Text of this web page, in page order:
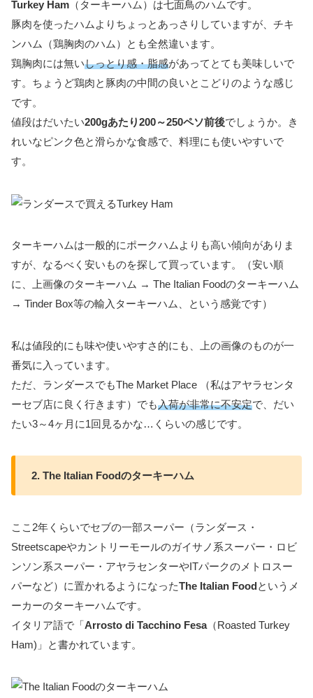
Turkey Ham （ターキーハム）は七面鳥のハムです。
豚肉を使ったハムよりちょっとあっさりしていますが、チキ
ンハム（鶏胸肉のハム）とも全然違います。
鶏胸肉には無いしっとり感・脂感があってとても美味しいで
す。ちょうど鶏肉と豚肉の中間の良いとこどりのような感じ
です。
値段はだいたい200gあたり200～250ペソ前後でしょうか。き
れいなピンク色と滑らかな食感で、料理にも使いやすいで
す。
ターキーハムは一般的にポークハムよりも高い傾向がありま
すが、なるべく安いものを探して買っています。（安い順
に、上画像のターキーハム → The Italian Foodのターキーハム
→ Tinder Box等の輸入ターキーハム、という感覚です）
私は値段的にも味や使いやすさ的にも、上の画像のものが一
番気に入っています。
ただ、ランダースでもThe Market Place （私はアヤラセンタ
ーセブ店に良く行きます）でも入荷が非常に不安定で、だい
たい3～4ヶ月に1回見るかな…くらいの感じです。
2. The Italian Foodのターキーハム
ここ2年くらいでセブの一部スーパー（ランダース・
Streetscapeやカントリーモールのガイサノ系スーパー・ロビ
ンソン系スーパー・アヤラセンターやITパークのメトロスー
パーなど）に置かれるようになったThe Italian Foodというメ
ーカーのターキーハムです。
イタリア語で「Arrosto di Tacchino Fesa（Roasted Turkey
Ham)」と書かれています。